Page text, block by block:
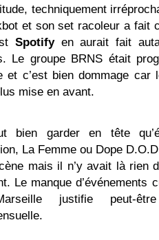
techniquement
et son set racoleur a fait
Spotifyen aurait fait
Le groupe BRNS était
et c’est bien dommage car
mise en avant.
bien garder en tête
La Femme ou Dope
mais il n’y avait là rien
Le manque d’événements
justifie peut-être